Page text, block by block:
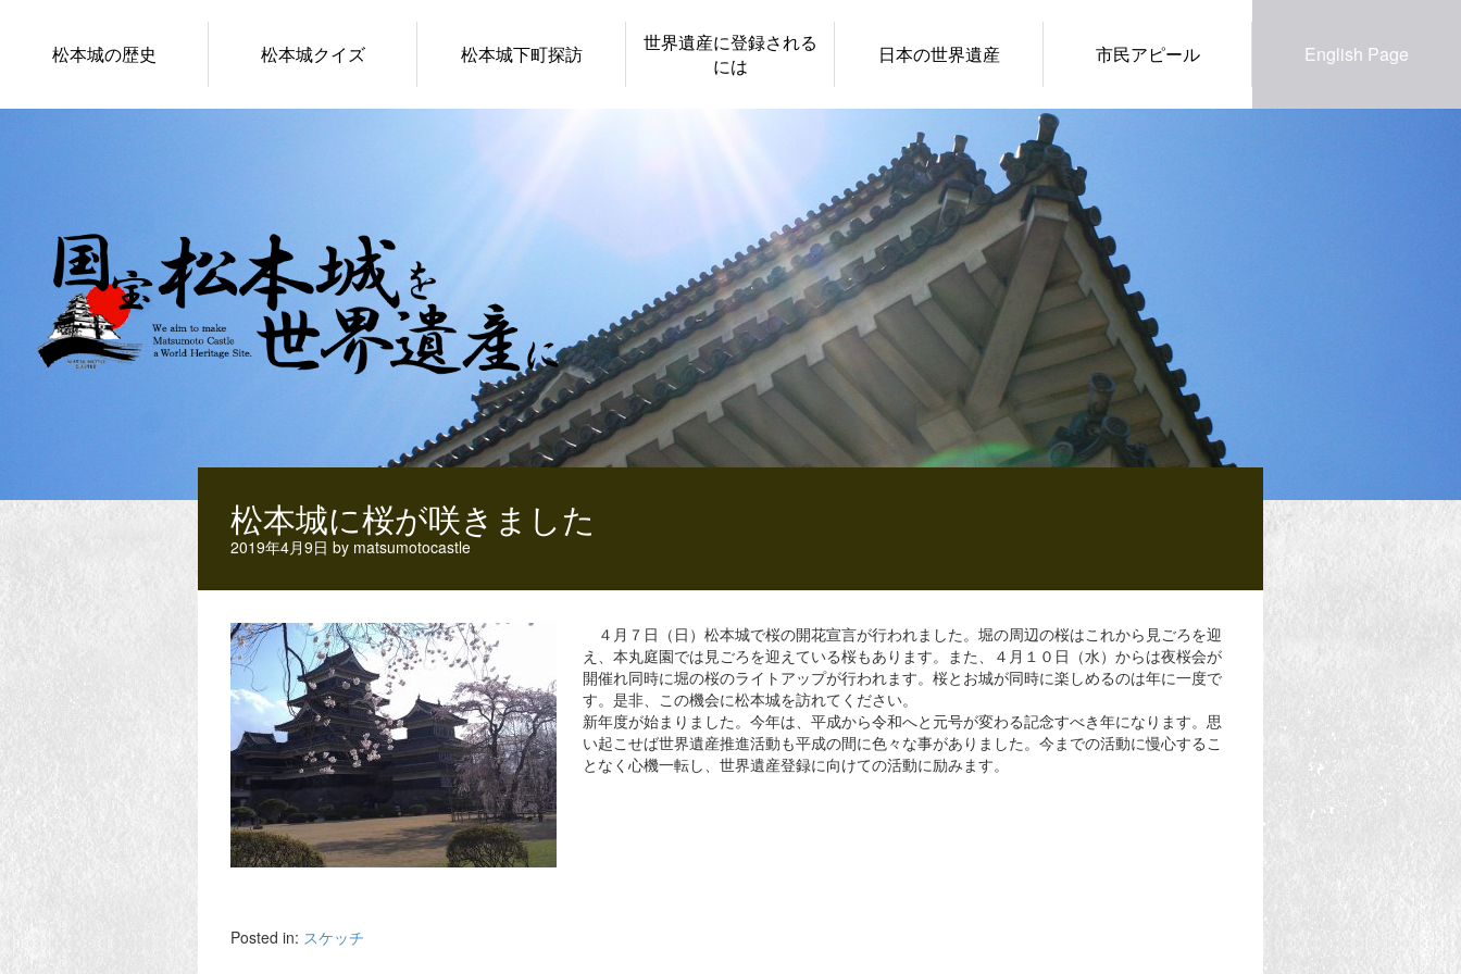
松本城の歴史 松本城クイズ 松本城下町探訪
世界遺産に登録される
には
日本の世界遺産 市民アピール English Page
松本城に桜が咲きました
2019年4月9日 by matsumotocastle
４月７日（日）松本城で桜の開花宣言が行われました。堀の周辺の桜はこれから見ごろを迎
え、本丸庭園では見ごろを迎えている桜もあります。また、４月１０日（水）からは夜桜会が
開催れ同時に堀の桜のライトアップが行われます。桜とお城が同時に楽しめるのは年に一度で
す。是非、この機会に松本城を訪れてください。
新年度が始まりました。今年は、平成から令和へと元号が変わる記念すべき年になります。思
い起こせば世界遺産推進活動も平成の間に色々な事がありました。今までの活動に慢心するこ
となく心機一転し、世界遺産登録に向けての活動に励みます。
Posted in: スケッチ